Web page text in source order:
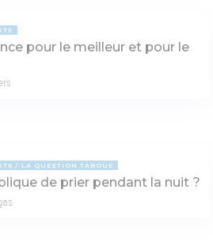
pour le meilleur et pour le
LA QUESTION TABOUE
de prier pendant la nuit ?